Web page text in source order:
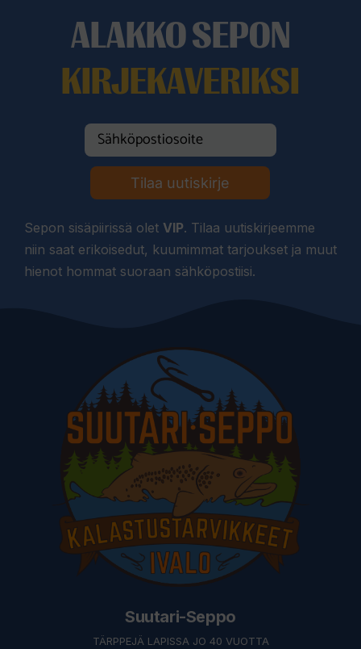
ALAKKO SEPON
KIRJEKAVERIKSI
Tilaa uutiskirje
Sepon sisäpiirissä olet VIP. Tilaa uutiskirjeemme
niin saat erikoisedut, kuumimmat tarjoukset ja muut
hienot hommat suoraan sähköpostiisi.
Suutari-Seppo
TÄRPPEJÄ LAPISSA JO 40 VUOTTA